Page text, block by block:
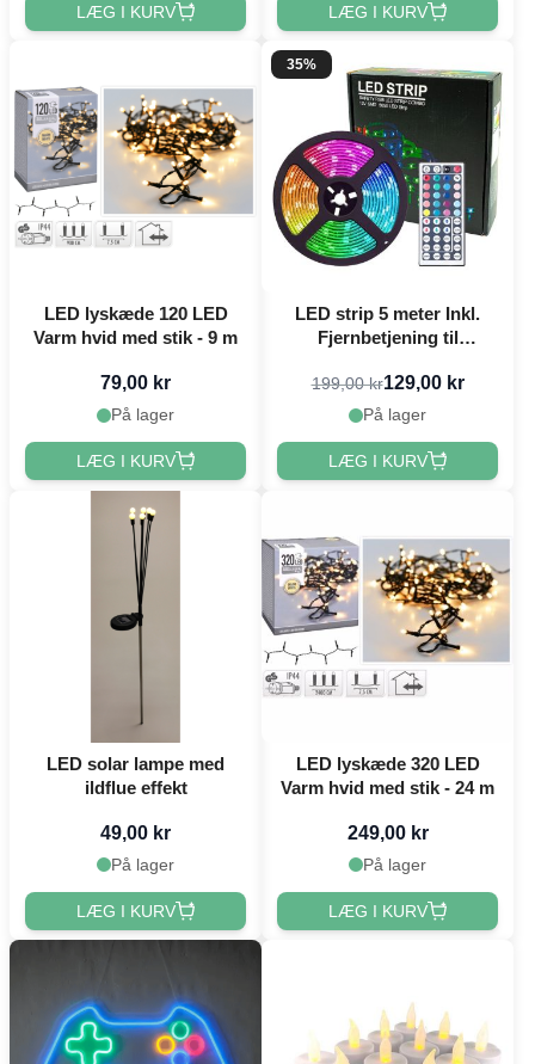
LÆG I KURV LÆG I KURV
LED lyskæde 120 LED
Varm hvid med stik - 9 m
79,00 kr
På lager
LÆG I KURV
35%
LED strip 5 meter Inkl.
Fjernbetjening til
199,00 kr129,00 kr
På lager
LÆG I KURV
LED solar lampe med
ildflue effekt
49,00 kr
På lager
LÆG I KURV
LED lyskæde 320 LED
Varm hvid med stik - 24 m
249,00 kr
På lager
LÆG I KURV